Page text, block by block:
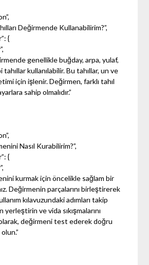
Değirmende Kullanabilirim?”,
{
genellikle buğday, arpa, yulaf,
tahıllar kullanılabilir. Bu tahıllar, un ve
için işlenir. Değirmen, farklı tahıl
sahip olmalıdır.”
Nasıl Kurabilirim?”,
{
kurmak için öncelikle sağlam bir
Değirmenin parçalarını birleştirerek
kılavuzundaki adımları takip
ve vida sıkışmalarını
değirmeni test ederek doğru